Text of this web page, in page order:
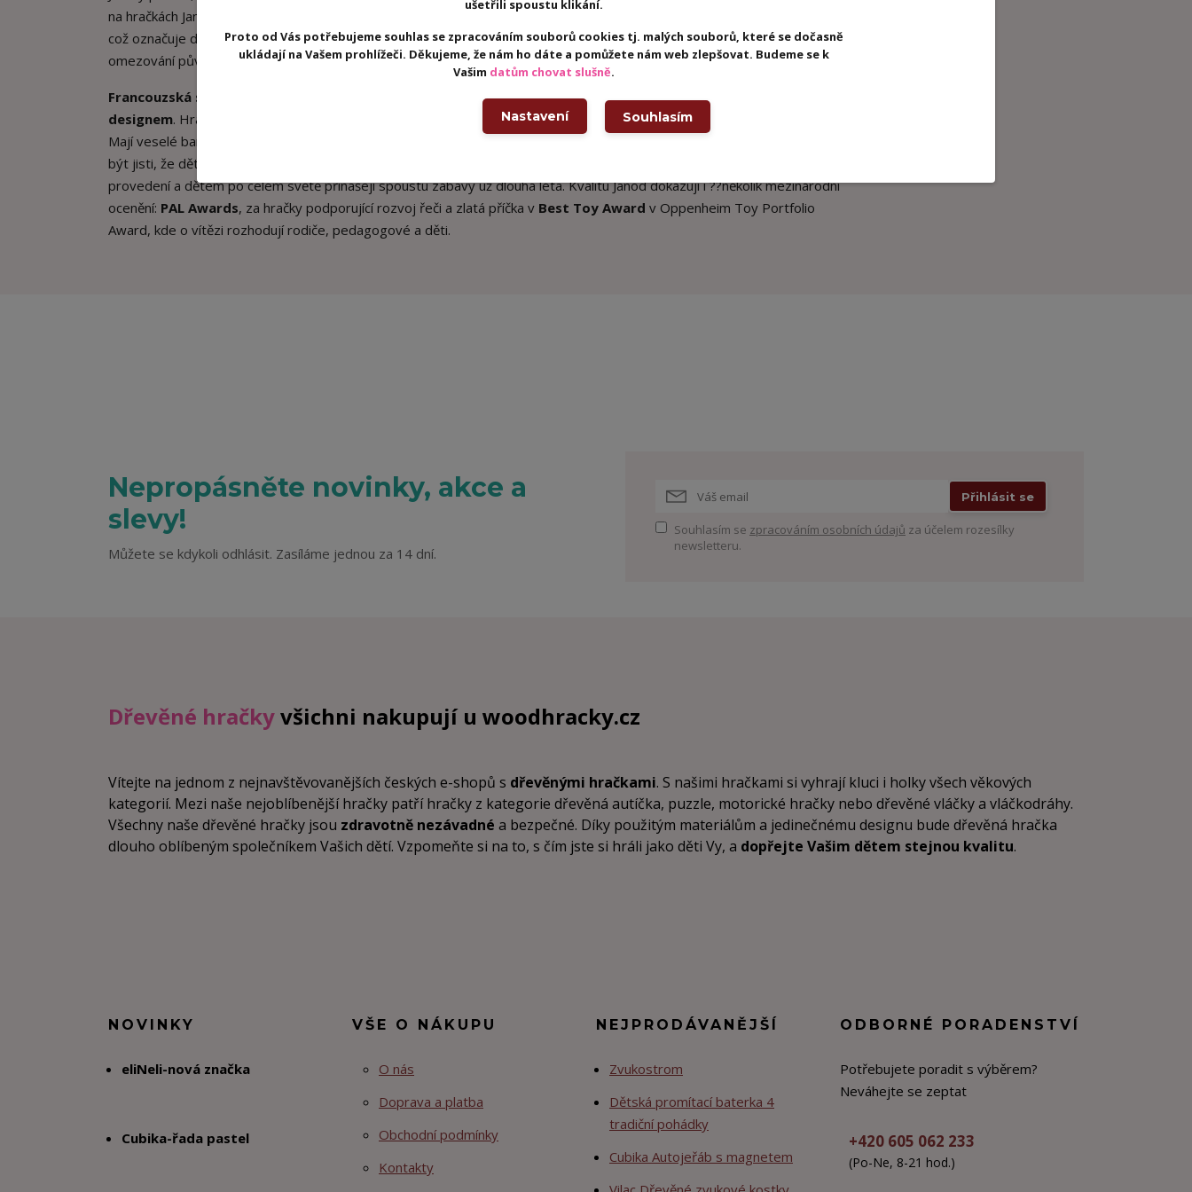
na hračkách Janod je ošetřeno tak, aby se neštiepilo, Janod je držitelem
což označuje dřevo, které je vytěžené ze zodpovědně obhospodařovaných lesů bez narušení rovnováhy v přírodě a
omezování původních obyvatel.
Francouzská společnost Janod je známa pestrou nabídkou originálníchdřevěných hraček s francouzským
designem. Hračky tohoto výrobce jsou nejen velmi zajímavé a zábavné, ale přispívají také k rozvoji dětské inteligence.
Mají veselé barvy a hebký povrch. Hračky pro děti Janod splňují ty nejpřísnější bezpečnostní předpisy, proto si můžete
být jisti, že děti se hrají a baví v naprosto bezpečné atmosféře. Kromě
provedení a dětem po celém světě přinášejí spoustu zábavy už dlouhá léta. Kvalitu Janod dokazují i ??několik mezinárodní
ocenění: PAL Awards, za hračky podporující rozvoj řeči a zlatá příčka v Best Toy Award v Oppenheim Toy Portfolio
Award, kde o vítězi rozhodují rodiče, pedagogové a děti.
Nepropásněte novinky, akce a
slevy!
Můžete se kdykoli odhlásit. Zasíláme jednou za 14 dní.
Přihlásit se
Souhlasím se zpracováním osobních údajů za účelem rozesílky
newsletteru.
Dřevěné hračkyvšichni nakupují u woodhracky.cz
Vítejte na jednom z nejnavštěvovanějších českých e-shopů s dřevěnými hračkami. S našimi hračkami si vyhrají kluci i holky všech věkových
kategorií. Mezi naše nejoblíbenější hračky patří hračky z kategorie dřevěná autíčka, puzzle, motorické hračky nebo dřevěné vláčky a vláčkodráhy.
Všechny naše dřevěné hračky jsou zdravotně nezávadné a bezpečné. Díky použitým materiálům a jedinečnému designu bude dřevěná hračka
dlouho oblíbeným společníkem Vašich dětí. Vzpomeňte si na to, s čím jste si hráli jako děti Vy, a dopřejte Vašim dětem stejnou kvalitu.
NOVINKY
eliNeli-nová značka
Cubika-řada pastel
VŠE O NÁKUPU
O nás
Doprava a platba
Obchodní podmínky
Kontakty
NEJPRODÁVANĚJŠÍ
Zvukostrom
Dětská promítací baterka 4
tradiční pohádky
Cubika Autojeřáb s magnetem
ODBORNÉ PORADENSTVÍ
Potřebujete poradit s výběrem?
Neváhejte se zeptat
+420 605 062 233
(Po-Ne, 8-21 hod.)
ušetřili spoustu klikání.
Proto od Vás potřebujeme souhlas se zpracováním souborů cookies tj. malých souborů, které se dočasně
ukládají na Vašem prohlížeči. Děkujeme, že nám ho dáte a pomůžete nám web zlepšovat. Budeme se k
Vašim datům chovat slušně.
Nastavení Souhlasím